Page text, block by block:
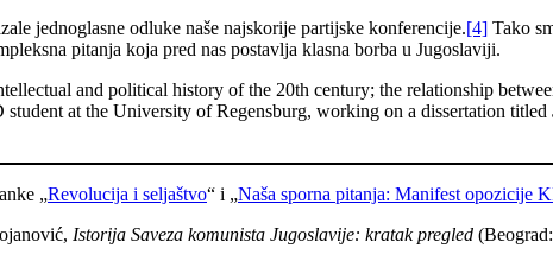
jednoglasne odluke naše najskorije partijske konferencije.[4] Tako
pitanja koja pred nas postavlja klasna borba u Jugoslaviji.
and political history of the 20th century; the relationship
at the University of Regensburg, working on a dissertation titled
„Revolucija i seljaštvo“ i „Naša sporna pitanja: Manifest opozicije
Istorija Saveza komunista Jugoslavije: kratak pregled